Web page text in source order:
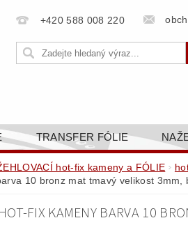
+420 588 008 220
TRANSFER FÓLIE
BAREVNICE
ZAKÁZKOVÁ VÝROBA
PODMÍNKY PRO E-SHOP
hot-fix kameny a FÓLIE
10 bronz mat tmavý velikost 3mm,
FIX KAMENY BARVA 10